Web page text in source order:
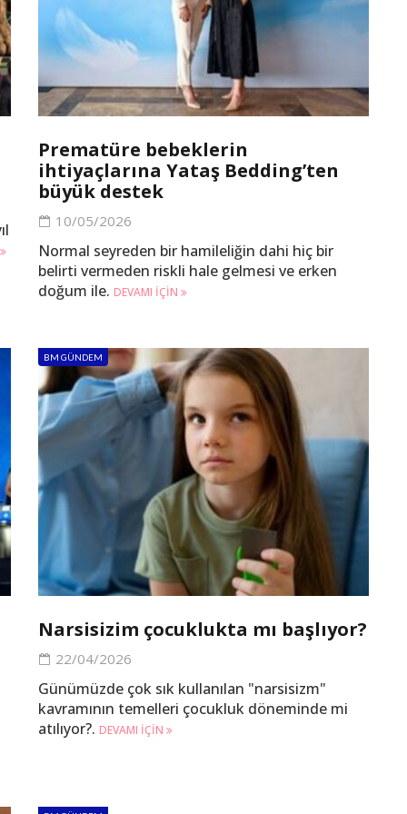
Prematüre bebeklerin
ihtiyaçlarına Yataş Bedding’ten
büyük destek
10/05/2026
Normal seyreden bir hamileliğin dahi hiç bir
belirti vermeden riskli hale gelmesi ve erken
doğum ile. DEVAMI IÇIN
BM GÜNDEM
Narsisizim çocuklukta mı başlıyor?
22/04/2026
Günümüzde çok sık kullanılan "narsisizm"
kavramının temelleri çocukluk döneminde mi
atılıyor?. DEVAMI IÇIN